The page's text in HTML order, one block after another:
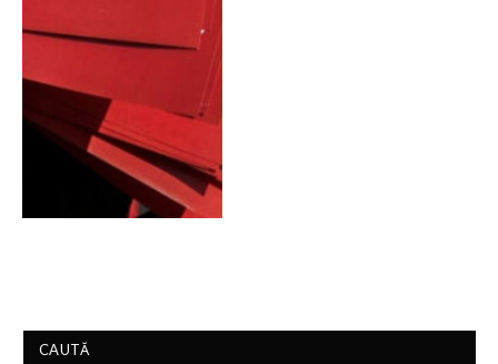
CAUTĂ